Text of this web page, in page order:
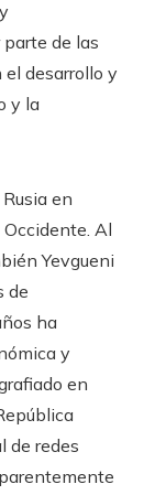
de las
desarrollo y
y la
en
Al
Yevgueni
de
ha
y
en
de redes